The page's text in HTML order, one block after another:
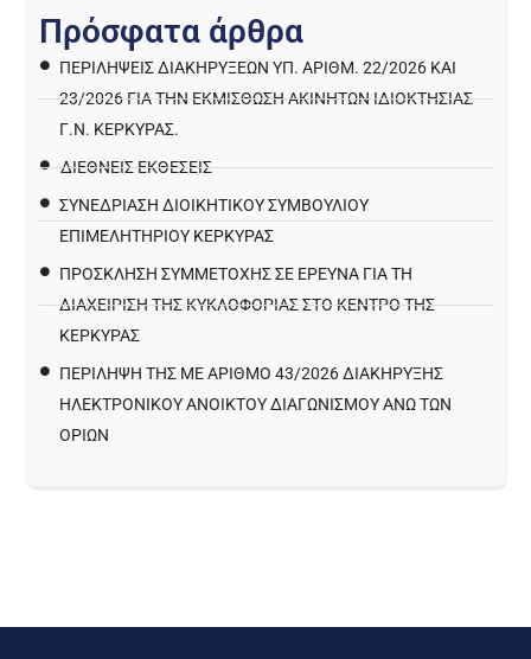
Πρόσφατα άρθρα
ΠΕΡΙΛΉΨΕΙΣ ΔΙΑΚΗΡΎΞΕΩΝ ΥΠ. ΑΡΙΘΜ. 22/2026 ΚΑΙ
23/2026 ΓΙΑ ΤΗΝ ΕΚΜΊΣΘΩΣΗ ΑΚΙΝΉΤΩΝ ΙΔΙΟΚΤΗΣΊΑΣ
Γ.Ν. ΚΈΡΚΥΡΑΣ.
ΔΙΕΘΝΕΙΣ ΕΚΘΕΣΕΙΣ
ΣΥΝΕΔΡΙΑΣΗ ΔΙΟΙΚΗΤΙΚΟΥ ΣΥΜΒΟΥΛΙΟΥ
ΕΠΙΜΕΛΗΤΗΡΙΟΥ ΚΕΡΚΥΡΑΣ
ΠΡΌΣΚΛΗΣΗ ΣΥΜΜΕΤΟΧΉΣ ΣΕ ΈΡΕΥΝΑ ΓΙΑ ΤΗ
ΔΙΑΧΕΊΡΙΣΗ ΤΗΣ ΚΥΚΛΟΦΟΡΊΑΣ ΣΤΟ ΚΈΝΤΡΟ ΤΗΣ
ΚΈΡΚΥΡΑΣ
ΠΕΡΙΛΗΨΗ ΤΗΣ ΜΕ ΑΡΙΘΜΟ 43/2026 ΔΙΑΚΗΡΥΞΗΣ
ΗΛΕΚΤΡΟΝΙΚΟΥ ΑΝΟΙΚΤΟΥ ΔΙΑΓΩΝΙΣΜΟΥ ΑΝΩ ΤΩΝ
ΟΡΙΩΝ